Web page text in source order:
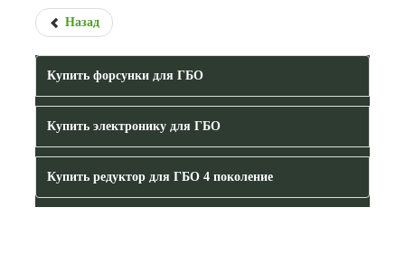
Назад
Купить форсунки для ГБО
Купить электронику для ГБО
Купить редуктор для ГБО 4 поколение